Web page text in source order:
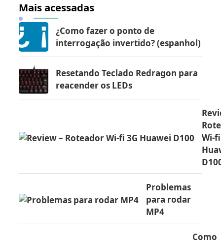
Mais acessadas
¿Como fazer o ponto de
interrogação invertido? (espanhol)
Resetando Teclado Redragon para
reacender os LEDs
Wi-
Problemas
para rodar
MP4
Como